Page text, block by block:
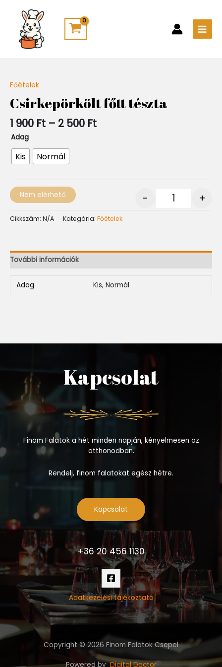
content
Főételek
Csirkepörkölt főtt tészta
1 900 Ft – 2 500 Ft
1
900 Ft
-
2
Adag
Kis Normál
- +
Nem elérhető
Cikkszám: N/A Kategória: Főételek
További információk
Adag Kis, Normál
Kapcsolat
Finom Falatok a hét minden napján, kényelmesen az
otthonodban.
Rendelj, finom falatokat egész hétre.
Kapcsolat
+36 20 456 1130
Adatkezelési tájékoztató
Copyright © 2026 Finom Falatok Csepel
Powered byDigital Doctor